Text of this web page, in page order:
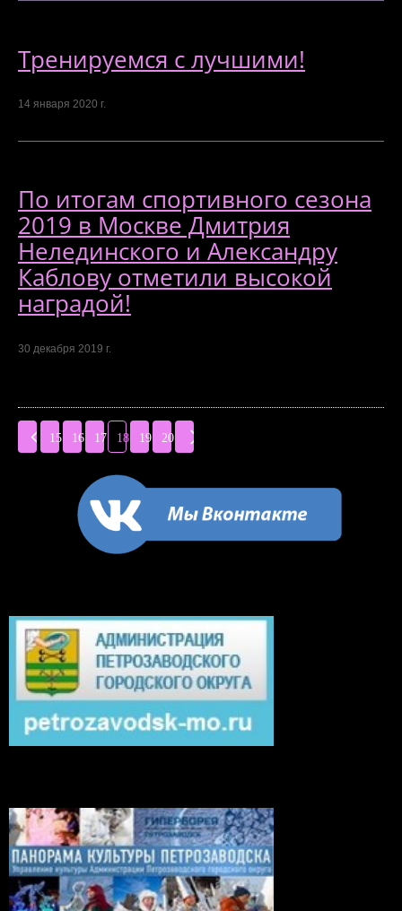
Тренируемся с лучшими!
14 января 2020 г.
По итогам спортивного сезона
2019 в Москве Дмитрия
Нелединского и Александру
Каблову отметили высокой
наградой!
30 декабря 2019 г.
15 16 17 18 19 20